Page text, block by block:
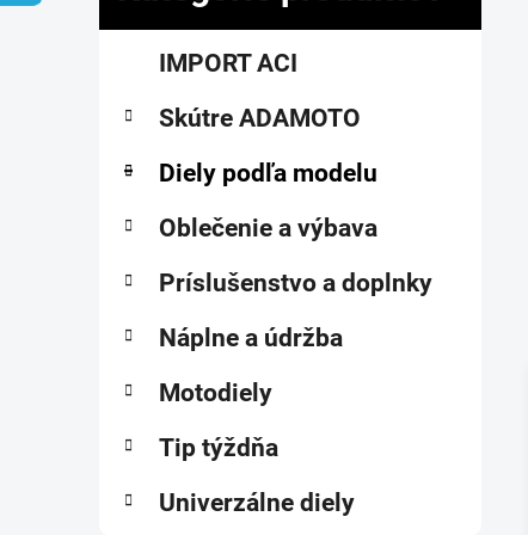
č
kategórieIMPORT ACI
Skútre ADAMOTO
Diely podľa modelu
Oblečenie a výbava
Príslušenstvo a doplnky
Náplne a údržba
Motodiely
Tip týždňa
Univerzálne diely